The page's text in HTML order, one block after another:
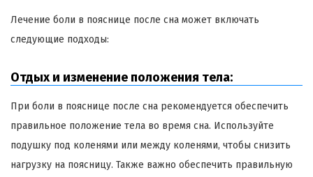
Лечение боли в пояснице после сна может включать
следующие подходы:
Отдых и изменение положения тела:
При боли в пояснице после сна рекомендуется обеспечить
правильное положение тела во время сна. Используйте
подушку под коленями или между коленями, чтобы снизить
нагрузку на поясницу. Также важно обеспечить правильную